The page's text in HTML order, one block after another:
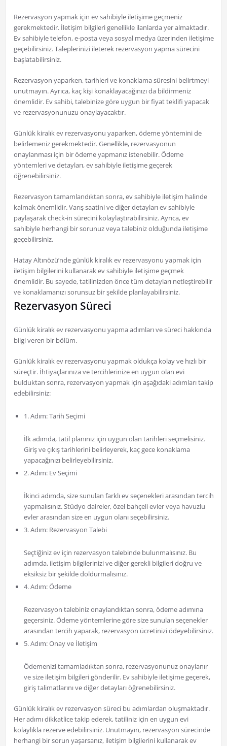
Rezervasyon yapmak için ev sahibiyle iletişime geçmeniz
gerekmektedir. İletişim bilgileri genellikle ilanlarda yer almaktadır.
Ev sahibiyle telefon, e-posta veya sosyal medya üzerinden iletişime
geçebilirsiniz. Taleplerinizi ileterek rezervasyon yapma sürecini
başlatabilirsiniz.
Rezervasyon yaparken, tarihleri ve konaklama süresini belirtmeyi
unutmayın. Ayrıca, kaç kişi konaklayacağınızı da bildirmeniz
önemlidir. Ev sahibi, talebinize göre uygun bir fiyat teklifi yapacak
ve rezervasyonunuzu onaylayacaktır.
Günlük kiralık ev rezervasyonu yaparken, ödeme yöntemini de
belirlemeniz gerekmektedir. Genellikle, rezervasyonun
onaylanması için bir ödeme yapmanız istenebilir. Ödeme
yöntemleri ve detayları, ev sahibiyle iletişime geçerek
öğrenebilirsiniz.
Rezervasyon tamamlandıktan sonra, ev sahibiyle iletişim halinde
kalmak önemlidir. Varış saatini ve diğer detayları ev sahibiyle
paylaşarak check-in sürecini kolaylaştırabilirsiniz. Ayrıca, ev
sahibiyle herhangi bir sorunuz veya talebiniz olduğunda iletişime
geçebilirsiniz.
Hatay Altınözü’nde günlük kiralık ev rezervasyonu yapmak için
iletişim bilgilerini kullanarak ev sahibiyle iletişime geçmek
önemlidir. Bu sayede, tatilinizden önce tüm detayları netleştirebilir
ve konaklamanızı sorunsuz bir şekilde planlayabilirsiniz.
Rezervasyon Süreci
Günlük kiralık ev rezervasyonu yapma adımları ve süreci hakkında
bilgi veren bir bölüm.
Günlük kiralık ev rezervasyonu yapmak oldukça kolay ve hızlı bir
süreçtir. İhtiyaçlarınıza ve tercihlerinize en uygun olan evi
bulduktan sonra, rezervasyon yapmak için aşağıdaki adımları takip
edebilirsiniz:
1. Adım: Tarih Seçimi
İlk adımda, tatil planınız için uygun olan tarihleri seçmelisiniz.
Giriş ve çıkış tarihlerini belirleyerek, kaç gece konaklama
yapacağınızı belirleyebilirsiniz.
2. Adım: Ev Seçimi
İkinci adımda, size sunulan farklı ev seçenekleri arasından tercih
yapmalısınız. Stüdyo daireler, özel bahçeli evler veya havuzlu
evler arasından size en uygun olanı seçebilirsiniz.
3. Adım: Rezervasyon Talebi
Seçtiğiniz ev için rezervasyon talebinde bulunmalısınız. Bu
adımda, iletişim bilgilerinizi ve diğer gerekli bilgileri doğru ve
eksiksiz bir şekilde doldurmalısınız.
4. Adım: Ödeme
Rezervasyon talebiniz onaylandıktan sonra, ödeme adımına
geçersiniz. Ödeme yöntemlerine göre size sunulan seçenekler
arasından tercih yaparak, rezervasyon ücretinizi ödeyebilirsiniz.
5. Adım: Onay ve İletişim
Ödemenizi tamamladıktan sonra, rezervasyonunuz onaylanır
ve size iletişim bilgileri gönderilir. Ev sahibiyle iletişime geçerek,
giriş talimatlarını ve diğer detayları öğrenebilirsiniz.
Günlük kiralık ev rezervasyon süreci bu adımlardan oluşmaktadır.
Her adımı dikkatlice takip ederek, tatiliniz için en uygun evi
kolaylıkla rezerve edebilirsiniz. Unutmayın, rezervasyon sürecinde
herhangi bir sorun yaşarsanız, iletişim bilgilerini kullanarak ev